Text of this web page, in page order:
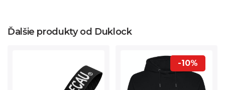
Ďalšie produkty od Duklock
-10%